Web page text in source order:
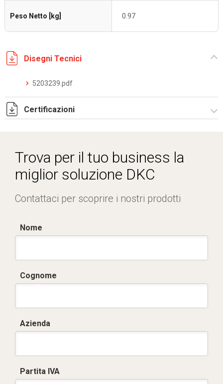
Peso Netto [kg] 0.97
Disegni Tecnici
5203239.pdf
Certificazioni
Trova per il tuo business la
miglior soluzione DKC
Contattaci per scoprire i nostri prodotti
Nome
Cognome
Azienda
Partita IVA